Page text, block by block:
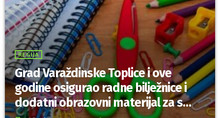
REGIJA
Grad Varaždinske Toplice i ove
godine osigurao radne bilježnice i
dodatni obrazovni materijal za sve